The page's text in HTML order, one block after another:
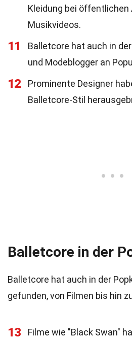
Kleidung bei
Musikvideos.
11
Balletcore hat auch in
und Modeblogger an
12
Prominente Designer
Balletcore-Stil
Balletcore in der
Balletcore hat auch in der
gefunden, von Filmen bis hin
13
Filme wie "Black Swan"